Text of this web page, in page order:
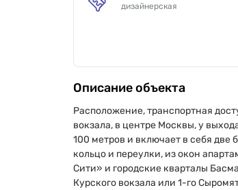
дизайнерская
Описание объекта
Расположение, транспортная
вокзала, в центре Москвы, у
100 метров и включает в себя
кольцо и переулки, из окон
Сити» и городские кварталы
Курского вокзала или 1-го